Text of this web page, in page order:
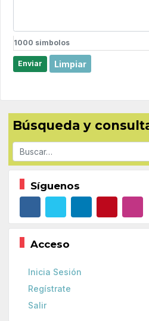
1000 simbolos
Enviar Limpiar
Búsqueda y
Buscar
Síguenos
Acceso
Inicia Sesión
Regístrate
Salir